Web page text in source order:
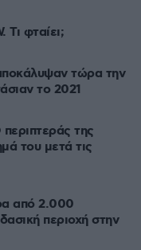
φταίει;
τώρα την
το 2021
της
του μετά τις
από 2.000
περιοχή στην